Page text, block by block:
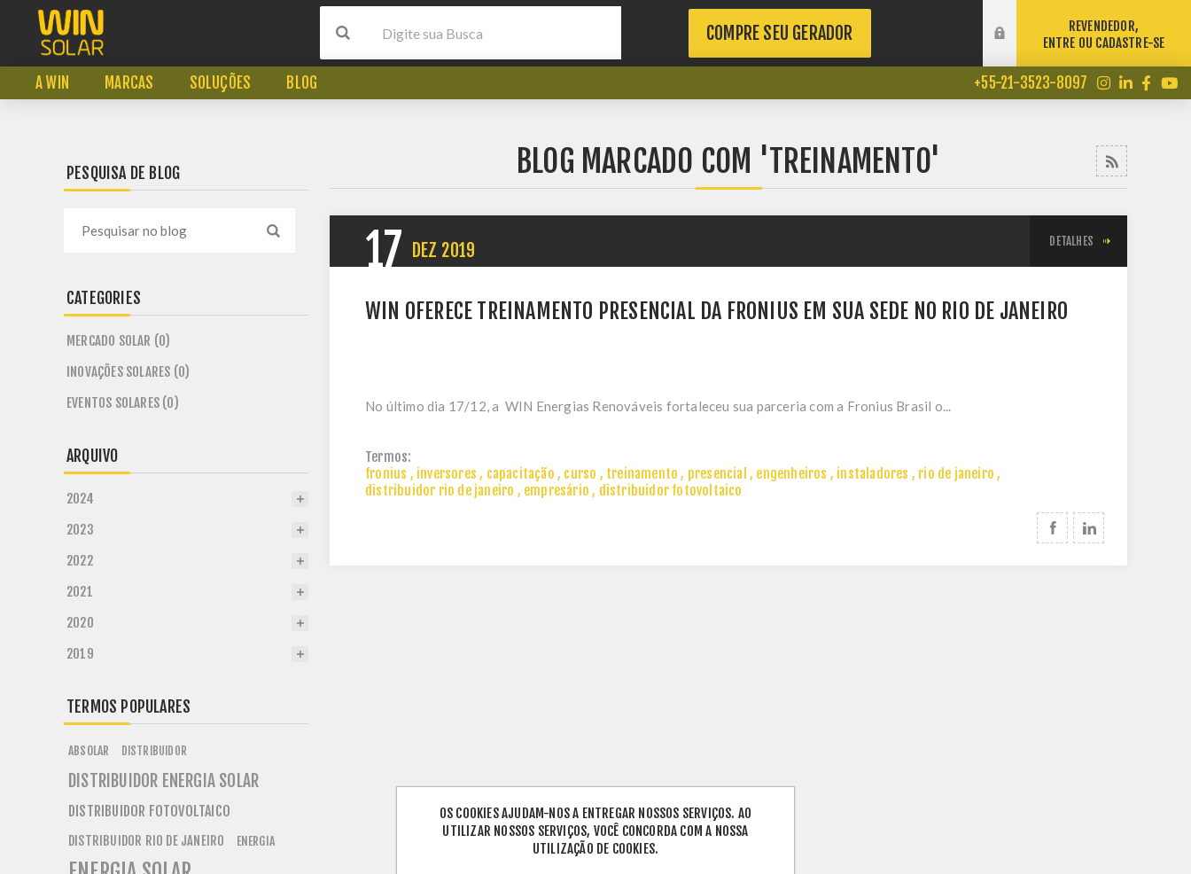
COMPRE SEU GERADOR
REVENDEDOR,
ENTRE OU CADASTRE-SE
A WIN MARCAS SOLUÇÕES BLOG +55-21-3523-8097
BLOG MARCADO COM 'TREINAMENTO'
17 DEZ 2019 DETALHES
WIN OFERECE TREINAMENTO PRESENCIAL DA FRONIUS EM SUA SEDE NO RIO DE JANEIRO
No último dia 17/12, a WIN Energias Renováveis fortaleceu sua parceria com a Fronius Brasil o...
Termos:
fronius , inversores , capacitação , curso , treinamento , presencial , engenheiros , instaladores , rio de janeiro ,
distribuidor rio de janeiro , empresário , distribuidor fotovoltaico
PESQUISA DE BLOG
CATEGORIES
MERCADO SOLAR (0)
INOVAÇÕES SOLARES (0)
EVENTOS SOLARES (0)
ARQUIVO
2024
2023
2022
2021
2020
2019
TERMOS POPULARES
ABSOLAR DISTRIBUIDOR
DISTRIBUIDOR ENERGIA SOLAR
DISTRIBUIDOR FOTOVOLTAICO
DISTRIBUIDOR RIO DE JANEIRO ENERGIA
OS COOKIES AJUDAM-NOS A ENTREGAR NOSSOS SERVIÇOS. AO
UTILIZAR NOSSOS SERVIÇOS, VOCÊ CONCORDA COM A NOSSA
UTILIZAÇÃO DE COOKIES.